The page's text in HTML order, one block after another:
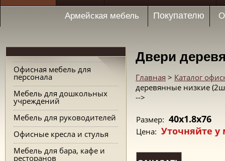
Армейская мебель Покупателю
Офисная мебель для
персонала
Мебель для дошкольных
учреждений
Мебель для руководителей
Офисные кресла и стулья
Мебель для бара, кафе и
ресторанов
Двери
Главная > Каталог
деревянные низкие
-->
Размер: 40x1.8x76
Цена: Уточняйте